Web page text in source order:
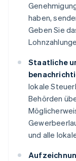
haben,
Geben Sie
Staatliche
lokale
Behörden
und alle